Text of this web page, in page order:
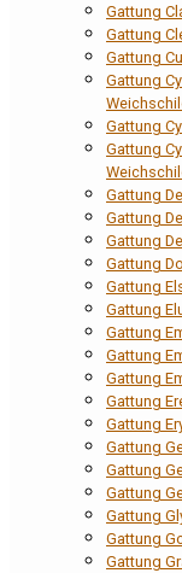
Gattung
Gattung
Gattung
Gattung
Gattung
Gattung
Gattung
Gattung
Gattung
Gattung
Gattung
Gattung
Gattung
Gattung
Gattung
Gattung
Gattung
Gattung
Gattung
Gattung
Gattung
Gattung
Gattung